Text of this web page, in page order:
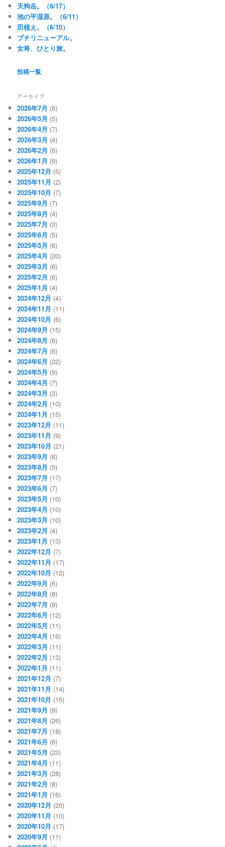
天狗岳。（6/17）
池の平湿原。（6/11）
田植え。（6/10）
プチリニューアル。
女将、ひとり旅。
投稿一覧
アーカイブ
2026年7月 (6)
2026年5月 (5)
2026年4月 (7)
2026年3月 (4)
2026年2月 (6)
2026年1月 (9)
2025年12月 (5)
2025年11月 (2)
2025年10月 (7)
2025年9月 (7)
2025年8月 (4)
2025年7月 (3)
2025年6月 (5)
2025年5月 (6)
2025年4月 (20)
2025年3月 (6)
2025年2月 (6)
2025年1月 (4)
2024年12月 (4)
2024年11月 (11)
2024年10月 (6)
2024年9月 (15)
2024年8月 (6)
2024年7月 (6)
2024年6月 (22)
2024年5月 (9)
2024年4月 (7)
2024年3月 (3)
2024年2月 (10)
2024年1月 (15)
2023年12月 (11)
2023年11月 (9)
2023年10月 (21)
2023年9月 (8)
2023年8月 (5)
2023年7月 (17)
2023年6月 (7)
2023年5月 (10)
2023年4月 (10)
2023年3月 (10)
2023年2月 (4)
2023年1月 (13)
2022年12月 (7)
2022年11月 (17)
2022年10月 (12)
2022年9月 (6)
2022年8月 (8)
2022年7月 (9)
2022年6月 (12)
2022年5月 (11)
2022年4月 (16)
2022年3月 (11)
2022年2月 (13)
2022年1月 (11)
2021年12月 (7)
2021年11月 (14)
2021年10月 (15)
2021年9月 (9)
2021年8月 (26)
2021年7月 (18)
2021年6月 (6)
2021年5月 (23)
2021年4月 (11)
2021年3月 (28)
2021年2月 (8)
2021年1月 (16)
2020年12月 (20)
2020年11月 (10)
2020年10月 (17)
2020年9月 (11)